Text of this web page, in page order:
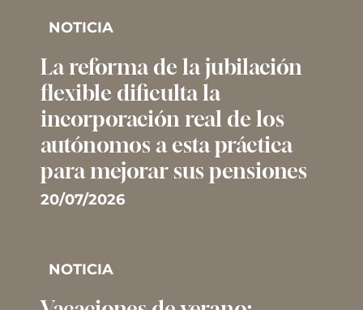
NOTICIA
La reforma de la jubilación
flexible dificulta la
incorporación real de los
autónomos a esta práctica
para mejorar sus pensiones
20/07/2026
NOTICIA